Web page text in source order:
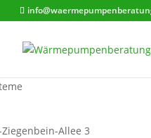
Allee 3